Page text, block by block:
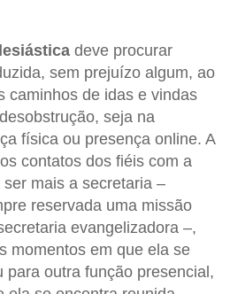
deve procurar
sem prejuízo algum, ao
caminhos de idas e vindas
seja na
física ou presença online. A
contatos dos fiéis com a
mais a secretaria –
reservada uma missão
evangelizadora –,
momentos em que ela se
para outra função presencial,